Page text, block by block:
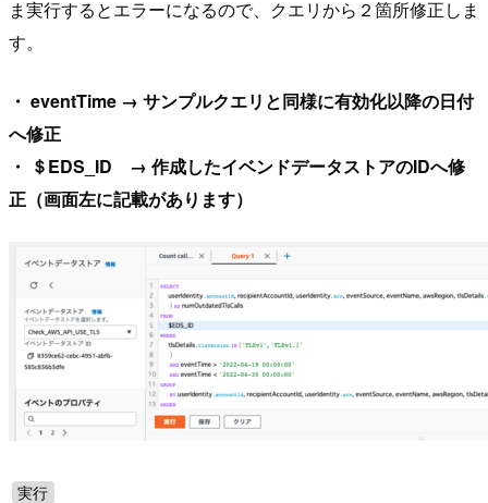
ま実行するとエラーになるので、クエリから２箇所修正しま
す。
・ eventTime → サンプルクエリと同様に有効化以降の日付
へ修正
・ ＄EDS_ID → 作成したイベンドデータストアのIDへ修
正（画面左に記載があります）
実行